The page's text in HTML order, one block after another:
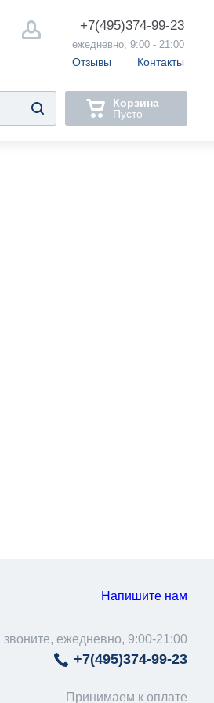
+7(495)374-99-23
ежедневно, 9:00 - 21:00
Отзывы Контакты
Корзина
Пусто
Напишите нам
звоните, ежедневно, 9:00-21:00
+7(495)374-99-23
Принимаем к оплате